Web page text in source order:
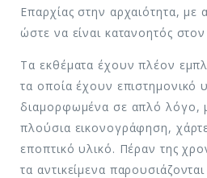
Επαρχίας στην αρχαιότητα,
ώστε να είναι κατανοητός
Τα εκθέματα έχουν πλέον
τα οποία έχουν επιστημονικό
διαμορφωμένα σε απλό λόγο,
πλούσια εικονογράφηση,
εποπτικό υλικό. Πέραν της
τα αντικείμενα